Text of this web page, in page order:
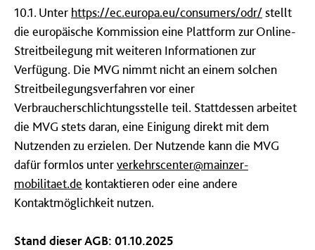
10.1. Unter https://ec.europa.eu/consumers/odr/stellt
die europäische Kommission eine Plattform zur Online-
Streitbeilegung mit weiteren Informationen zur
Verfügung. Die MVG nimmt nicht an einem solchen
Streitbeilegungsverfahren vor einer
Verbraucherschlichtungsstelle teil. Stattdessen arbeitet
die MVG stets daran, eine Einigung direkt mit dem
Nutzenden zu erzielen. Der Nutzende kann die MVG
dafür formlos unterverkehrscenter@mainzer-
mobilitaet.de kontaktieren oder eine andere
Kontaktmöglichkeit nutzen.
Stand dieser AGB: 01.10.2025